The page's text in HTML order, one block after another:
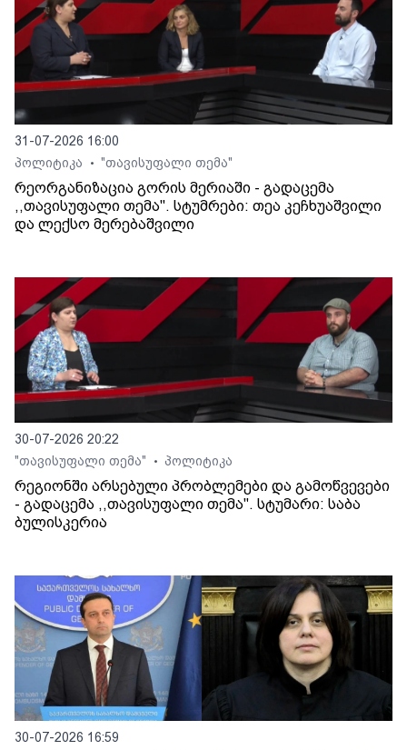
31-07-2026 16:00
პოლიტიკა
• "თავისუფალი თემა"
რეორგანიზაცია გორის მერიაში - გადაცემა
,,თავისუფალი თემა". სტუმრები: თეა კეჩხუაშვილი
და ლექსო მერებაშვილი
30-07-2026 20:22
"თავისუფალი თემა"
• პოლიტიკა
რეგიონში არსებული პრობლემები და გამოწვევები
- გადაცემა ,,თავისუფალი თემა". სტუმარი: საბა
ბულისკერია
30-07-2026 16:59